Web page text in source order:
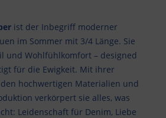
ist der Inbegriff moderner
im Sommer mit 3/4 Länge. Sie
und Wohlfühlkomfort – designed
für die Ewigkeit. Mit ihrer
hochwertigen Materialien und
verkörpert sie alles, was
Leidenschaft für Denim, Liebe